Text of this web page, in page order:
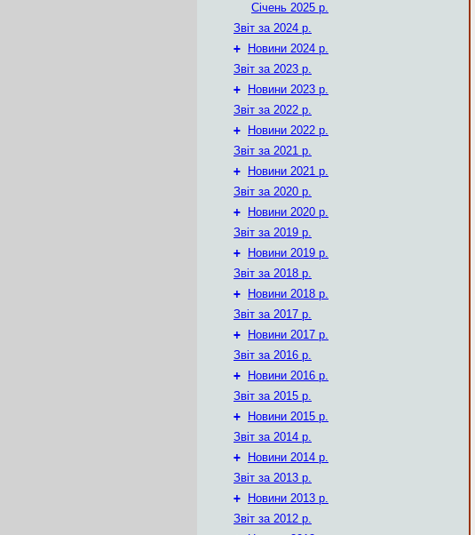
Січень 2025 р.
Звіт за 2024 р.
+
Новини 2024 р.
Звіт за 2023 р.
+
Новини 2023 р.
Звіт за 2022 р.
+
Новини 2022 р.
Звіт за 2021 р.
+
Новини 2021 р.
Звіт за 2020 р.
+
Новини 2020 р.
Звіт за 2019 р.
+
Новини 2019 р.
Звіт за 2018 р.
+
Новини 2018 р.
Звіт за 2017 р.
+
Новини 2017 р.
Звіт за 2016 р.
+
Новини 2016 р.
Звіт за 2015 р.
+
Новини 2015 р.
Звіт за 2014 р.
+
Новини 2014 р.
Звіт за 2013 р.
+
Новини 2013 р.
Звіт за 2012 р.